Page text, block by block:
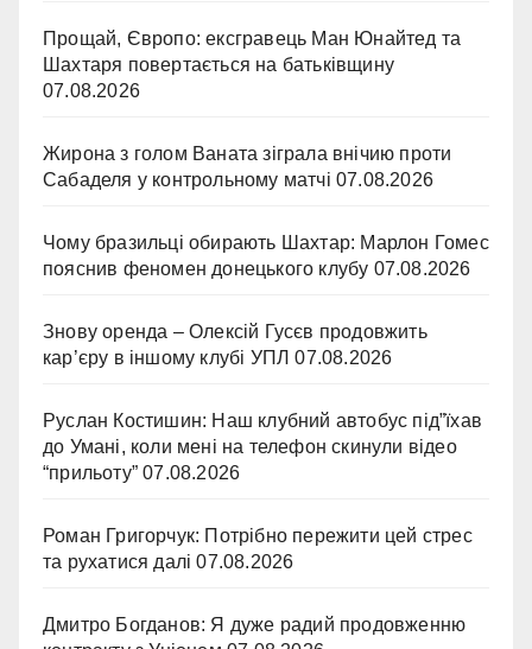
Прощай, Європо: ексгравець Ман Юнайтед та
Шахтаря повертається на батьківщину
07.08.2026
Жирона з голом Ваната зіграла внічию проти
Сабаделя у контрольному матчі 07.08.2026
Чому бразильці обирають Шахтар: Марлон Гомес
пояснив феномен донецького клубу 07.08.2026
Знову оренда – Олексій Гусєв продовжить
кар’єру в іншому клубі УПЛ 07.08.2026
Руслан Костишин: Наш клубний автобус під”їхав
до Умані, коли мені на телефон скинули відео
“прильоту” 07.08.2026
Роман Григорчук: Потрібно пережити цей стрес
та рухатися далі 07.08.2026
Дмитро Богданов: Я дуже радий продовженню